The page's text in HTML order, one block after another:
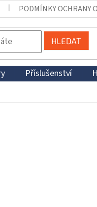
PODMÍNKY OCHRANY
HLEDAT
Příslušenství